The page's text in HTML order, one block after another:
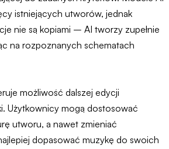
istniejących utworów, jednak
nie są kopiami – AI tworzy zupełnie
na rozpoznanych schematach
możliwość dalszej edycji
Użytkownicy mogą dostosować
utworu, a nawet zmieniać
dopasować muzykę do swoich